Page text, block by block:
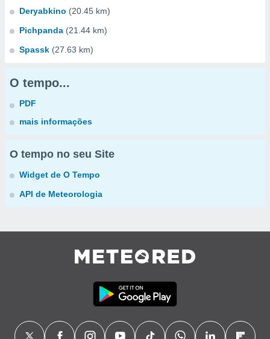
Deryabkino (20.45 km)
Pichpanda (21.44 km)
Spassk (27.63 km)
O tempo...
PDF
mais informações
O tempo no seu Site
Widget de O Tempo
API de Meteorologia